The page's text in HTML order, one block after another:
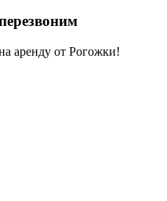
аренду от Рогожки!